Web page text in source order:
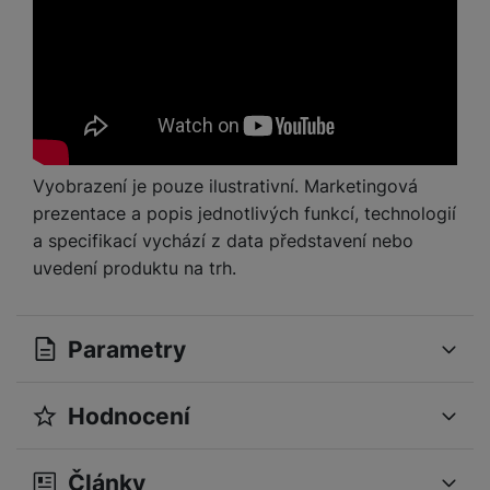
Vyobrazení je pouze ilustrativní. Marketingová
prezentace a popis jednotlivých funkcí, technologií
a specifikací vychází z data představení nebo
uvedení produktu na trh.
Parametry
OBECNÉ
Hodnocení
Články